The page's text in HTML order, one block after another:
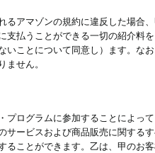
るアマゾンの規約に違反した場合
支払うことができる一切の紹介料
いことについて同意し）ます。な
ません。
プログラムに参加することによっ
サービスおよび商品販売に関する
ることができます。乙は、甲のお